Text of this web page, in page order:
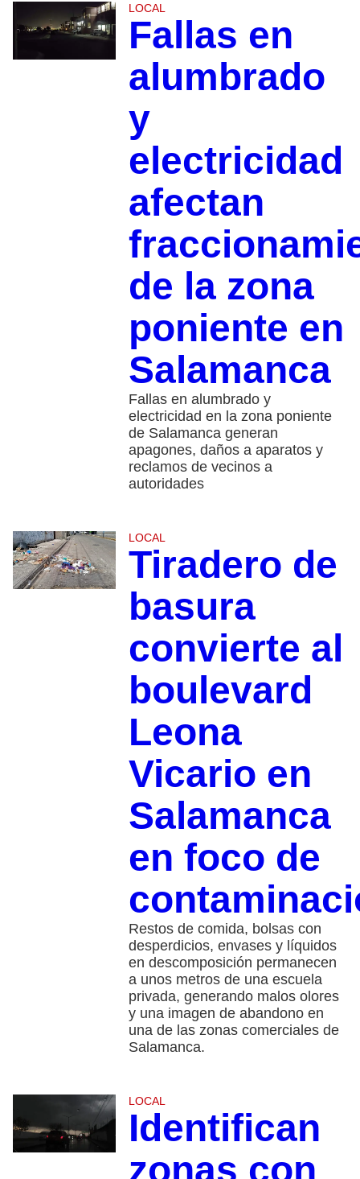
LOCAL
Fallas en
alumbrado
y
electricidad
afectan
de la zona
poniente en
Salamanca
Fallas en alumbrado y
electricidad en la zona poniente
de Salamanca generan
apagones, daños a aparatos y
reclamos de vecinos a
autoridades
LOCAL
Tiradero de
basura
convierte al
boulevard
Leona
Vicario en
Salamanca
en foco de
Restos de comida, bolsas con
desperdicios, envases y líquidos
en descomposición permanecen
a unos metros de una escuela
privada, generando malos olores
y una imagen de abandono en
una de las zonas comerciales de
Salamanca.
LOCAL
Identifican
zonas con